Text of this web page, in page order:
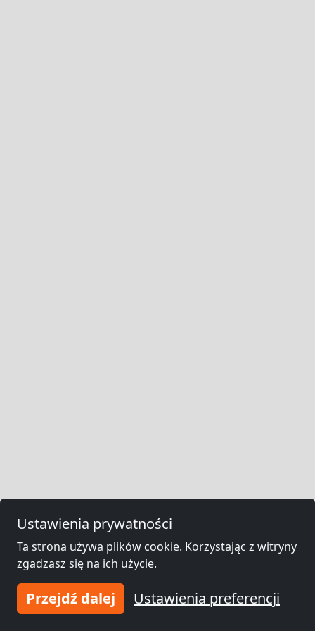
Ustawienia prywatności
Ta strona używa plików cookie. Korzystając z witryny
zgadzasz się na ich użycie.
Przejdź dalej Ustawienia preferencji